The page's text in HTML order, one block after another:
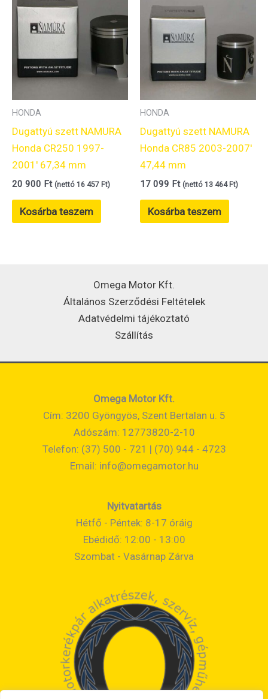
HONDA
Dugattyú szett NAMURA
Honda CR250 1997-
2001′ 67,34 mm
20 900 Ft (nettó 16 457 Ft)
Kosárba teszem
HONDA
Dugattyú szett NAMURA
Honda CR85 2003-2007′
47,44 mm
17 099 Ft (nettó 13 464 Ft)
Kosárba teszem
Omega Motor Kft.
Általános Szerződési Feltételek
Adatvédelmi tájékoztató
Szállítás
Omega Motor Kft.
Cím: 3200 Gyöngyös, Szent Bertalan u. 5
Adószám: 12773820-2-10
Telefon: (37) 500 - 721 | (70) 944 - 4723
Email: info@omegamotor.hu
Nyitvatartás
Hétfő - Péntek: 8-17 óráig
Ebédidő: 12:00 - 13:00
Szombat - Vasárnap Zárva